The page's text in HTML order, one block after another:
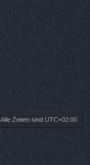
Alle Zeiten sind UTC+02:00